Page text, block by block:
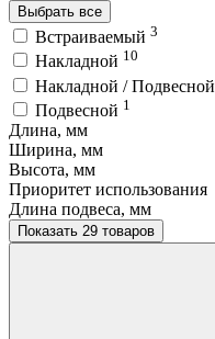
Выбрать все
Встраиваемый 3
Накладной 10
Накладной / Подвесной
Подвесной 1
Длина, мм
Ширина, мм
Высота, мм
Приоритет использования
Длина подвеса, мм
Показать 29 товаров